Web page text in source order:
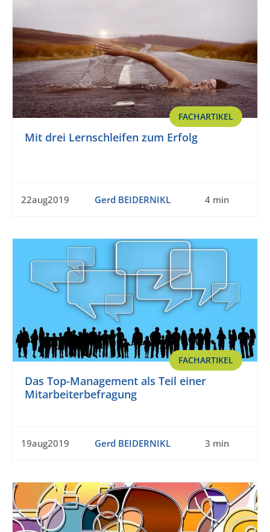
FACHARTIKEL
Mit drei Lernschleifen zum Erfolg
22aug2019 Gerd BEIDERNIKL 4 min
FACHARTIKEL
Das Top-Management als Teil einer
Mitarbeiterbefragung
19aug2019 Gerd BEIDERNIKL 3 min